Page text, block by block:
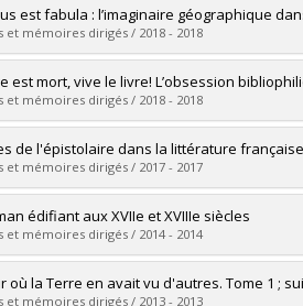
:Stout, Erik
Doctorat
obtenu :Ph. D.
le document dans Papyrus
est fabula : l’imaginaire géographique
et mémoires dirigés / 2018 - 2018
:Bellemare, Alex
Doctorat
obtenu :Ph. D.
le document dans Papyrus
est mort, vive le livre! L’obsession
et mémoires dirigés / 2018 - 2018
:Filion, Alexandra
Maîtrise
obtenu :M.A.
le document dans Papyrus
de l'épistolaire dans la littérature
et mémoires dirigés / 2017 - 2017
:Pinon, Elsa
Maîtrise
obtenu :M.A.
le document dans Papyrus
édifiant aux XVIIe et XVIIIe siècles
et mémoires dirigés / 2014 - 2014
:Brodeur, Pierre-Olivier
Doctorat
où la Terre en avait vu d'autres. Tome 1 ;
et mémoires dirigés / 2013 - 2013